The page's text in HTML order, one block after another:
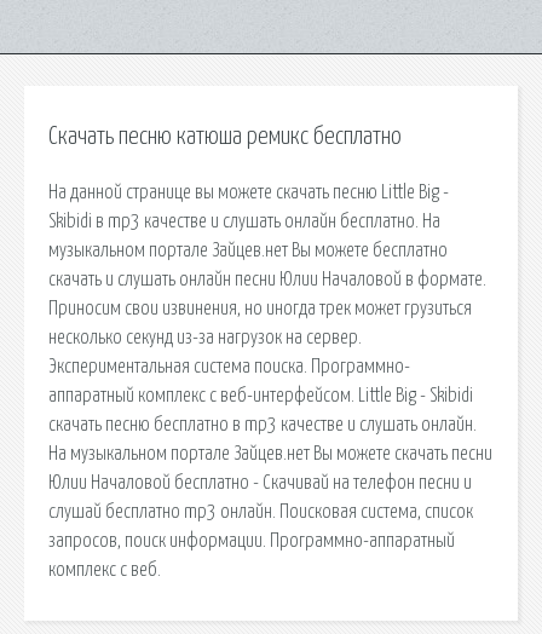
Скачать песню катюша ремикс бесплатно
На данной странице вы можете скачать песню Little Big -
Skibidi в mp3 качестве и слушать онлайн бесплатно. На
музыкальном портале Зайцев.нет Вы можете бесплатно
скачать и слушать онлайн песни Юлии Началовой в формате.
Приносим свои извинения, но иногда трек может грузиться
несколько секунд из-за нагрузок на сервер.
Экспериментальная система поиска. Программно-
аппаратный комплекс с веб-интерфейсом. Little Big - Skibidi
скачать песню бесплатно в mp3 качестве и слушать онлайн.
На музыкальном портале Зайцев.нет Вы можете скачать песни
Юлии Началовой бесплатно - Скачивай на телефон песни и
слушай бесплатно mp3 онлайн. Поисковая сиcтема, список
запросов, поиск информации. Программно-аппаратный
комплекс с веб.